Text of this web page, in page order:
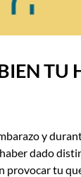
TU
y
dado
provocar tu